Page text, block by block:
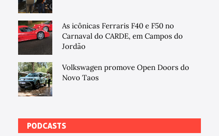
As icônicas Ferraris F40 e F50 no
Carnaval do CARDE, em Campos do
Jordão
Volkswagen promove Open Doors do
Novo Taos
PODCASTS